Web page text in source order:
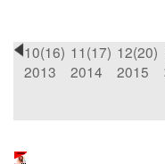
10(16)
2013
11(17)
2014
12(20)
2015